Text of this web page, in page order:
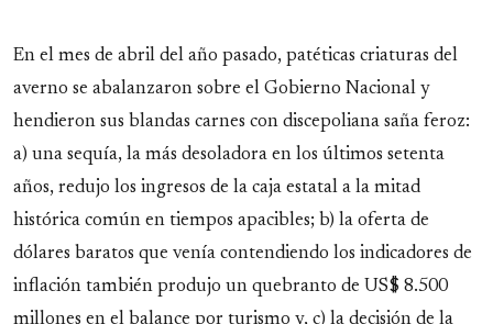
En el mes de abril del año pasado, patéticas criaturas del
averno se abalanzaron sobre el Gobierno Nacional y
hendieron sus blandas carnes con discepoliana saña feroz:
a) una sequía, la más desoladora en los últimos setenta
años, redujo los ingresos de la caja estatal a la mitad
histórica común en tiempos apacibles; b) la oferta de
dólares baratos que venía contendiendo los indicadores de
inflación también produjo un quebranto de US$ 8.500
millones en el balance por turismo y, c) la decisión de la